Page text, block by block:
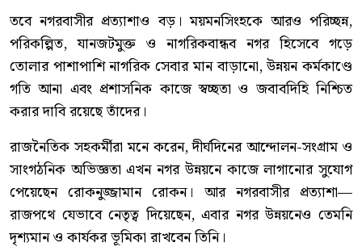
তবে নগরবাসীর প্রত্যাশাও বড়। ময়মনসিংহকে আরও পরিচ্ছন্ন,
পরিকল্পিত, যানজটমুক্ত ও নাগরিকবান্ধব নগর হিসেবে গড়ে
তোলার পাশাপাশি নাগরিক সেবার মান বাড়ানো, উন্নয়ন কর্মকাণ্ডে
গতি আনা এবং প্রশাসনিক কাজে স্বচ্ছতা ও জবাবদিহি নিশ্চিত
করার দাবি রয়েছে তাঁদের।
রাজনৈতিক সহকর্মীরা মনে করেন, দীর্ঘদিনের আন্দোলন-সংগ্রাম ও
সাংগঠনিক অভিজ্ঞতা এখন নগর উন্নয়নে কাজে লাগানোর সুযোগ
পেয়েছেন রোকনুজ্জামান রোকন। আর নগরবাসীর প্রত্যাশা—
রাজপথে যেভাবে নেতৃত্ব দিয়েছেন, এবার নগর উন্নয়নেও তেমনি
দৃশ্যমান ও কার্যকর ভূমিকা রাখবেন তিনি।